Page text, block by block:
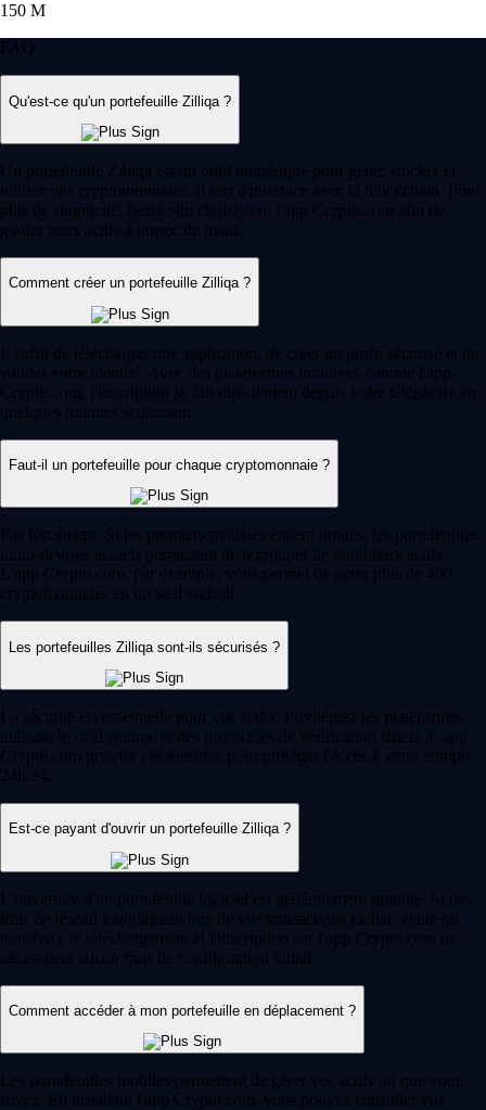
150 M
FAQ
Qu'est-ce qu'un portefeuille Zilliqa ?
Un portefeuille Zilliqa est un outil numérique pour gérer, stocker et
utiliser vos cryptomonnaies. Il sert d'interface avec la blockchain. Pour
plus de simplicité, beaucoup choisissent l'app Crypto.com afin de
garder leurs actifs à portée de main.
Comment créer un portefeuille Zilliqa ?
Il suffit de télécharger une application, de créer un profil sécurisé et de
valider votre identité. Avec des plateformes intuitives comme l'app
Crypto.com, l'inscription se fait directement depuis votre téléphone en
quelques minutes seulement.
Faut-il un portefeuille pour chaque cryptomonnaie ?
Pas forcément. Si les premiers modèles étaient limités, les portefeuilles
multi-devises actuels permettent de regrouper de nombreux actifs.
L'app Crypto.com, par exemple, vous permet de gérer plus de 400
cryptomonnaies en un seul endroit.
Les portefeuilles Zilliqa sont-ils sécurisés ?
La sécurité est essentielle pour vos actifs. Privilégiez les plateformes
utilisant le cold storage et des protocoles de vérification stricts. L'app
Crypto.com priorise ces mesures pour protéger l'accès à votre compte
24h/24.
Est-ce payant d'ouvrir un portefeuille Zilliqa ?
L'ouverture d'un portefeuille logiciel est généralement gratuite. Si des
frais de réseau s'appliquent lors de vos transactions (achat, vente ou
transfert), le téléchargement et l'inscription sur l'app Crypto.com ne
nécessitent aucun frais de configuration initial.
Comment accéder à mon portefeuille en déplacement ?
Les portefeuilles mobiles permettent de gérer vos actifs où que vous
soyez. En installant l'app Crypto.com, vous pouvez consulter vos